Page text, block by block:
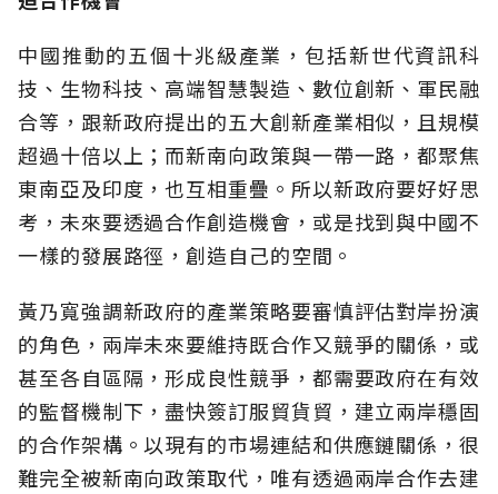
中國推動的五個十兆級產業，包括新世代資訊科
技、生物科技、高端智慧製造、數位創新、軍民融
合等，跟新政府提出的五大創新產業相似，且規模
超過十倍以上；而新南向政策與一帶一路，都聚焦
東南亞及印度，也互相重疊。所以新政府要好好思
考，未來要透過合作創造機會，或是找到與中國不
一樣的發展路徑，創造自己的空間。
黃乃寬強調新政府的產業策略要審慎評估對岸扮演
的角色，兩岸未來要維持既合作又競爭的關係，或
甚至各自區隔，形成良性競爭，都需要政府在有效
的監督機制下，盡快簽訂服貿貨貿，建立兩岸穩固
的合作架構。以現有的市場連結和供應鏈關係，很
難完全被新南向政策取代，唯有透過兩岸合作去建